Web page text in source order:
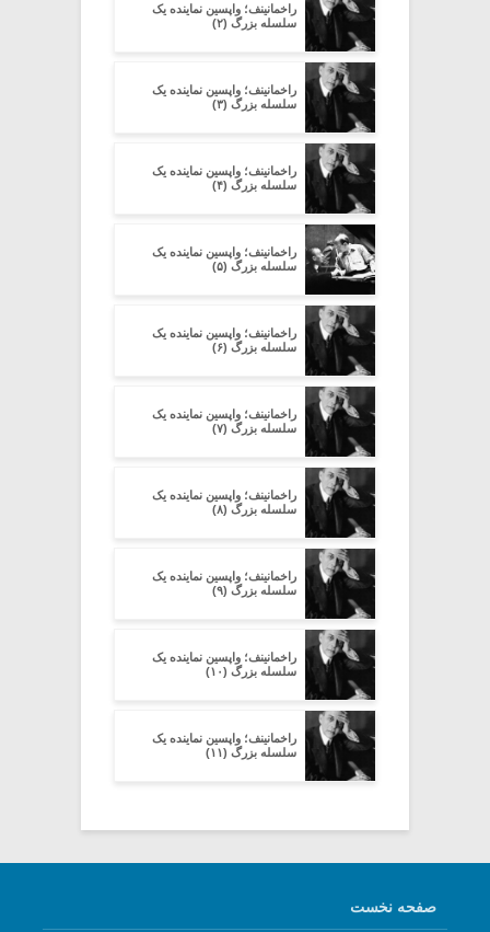
راخمانینف؛ واپسین نماینده یک
سلسله بزرگ (۲)
راخمانینف؛ واپسین نماینده یک
سلسله بزرگ (۳)
راخمانینف؛ واپسین نماینده یک
سلسله بزرگ (۴)
راخمانینف؛ واپسین نماینده یک
سلسله بزرگ (۵)
راخمانینف؛ واپسین نماینده یک
سلسله بزرگ (۶)
راخمانینف؛ واپسین نماینده یک
سلسله بزرگ (۷)
راخمانینف؛ واپسین نماینده یک
سلسله بزرگ (۸)
راخمانینف؛ واپسین نماینده یک
سلسله بزرگ (۹)
راخمانینف؛ واپسین نماینده یک
سلسله بزرگ (۱۰)
راخمانینف؛ واپسین نماینده یک
سلسله بزرگ (۱۱)
صفحه نخست